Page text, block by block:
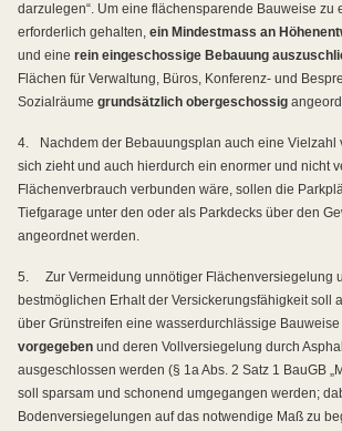
darzulegen“. Um eine flächensparende Bauweise zu
erforderlich gehalten, ein Mindestmass an
und eine rein eingeschossige Bebauung
Flächen für Verwaltung, Büros, Konferenz- und
Sozialräume grundsätzlich obergeschossig
4.
Nachdem der Bebauungsplan auch eine Vielzahl
sich zieht und auch hierdurch ein enormer und nicht
Flächenverbrauch verbunden wäre, sollen die
Tiefgarage unter den oder als Parkdecks über den
angeordnet werden.
5.
Zur Vermeidung unnötiger Flächenversiegelung
bestmöglichen Erhalt der Versickerungsfähigkeit soll
über Grünstreifen eine wasserdurchlässige Bauweise
vorgegeben und deren Vollversiegelung durch
ausgeschlossen werden (§ 1a Abs. 2 Satz 1 BauGB
soll sparsam und schonend umgegangen werden;
Bodenversiegelungen auf das notwendige Maß zu